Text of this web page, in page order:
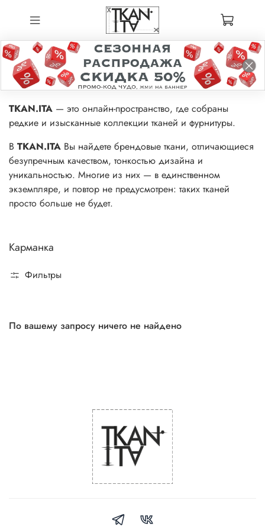
TKAN.ITA — это онлайн-пространство, где собраны
редкие и изысканные коллекции тканей и фурнитуры.
В TKAN.ITA Вы найдете брендовые ткани, отличающиеся
безупречным качеством, тонкостью дизайна и
уникальностью. Многие из них — в единственном
экземпляре, и повтор не предусмотрен: таких тканей
просто больше не будет.
Карманка
Фильтры
По вашему запросу ничего не найдено